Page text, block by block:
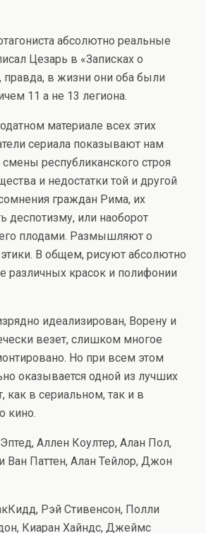
абсолютно реальные
Цезарь в «Записках о
правда, в жизни они оба были
11 а не 13 легиона.
материале всех этих
сериала показывают нам
республиканского строя
и недостатки той и другой
граждан Рима, их
деспотизму, или наоборот
плодами. Размышляют о
В общем, рисуют абсолютно
различных красок и полифонии
идеализирован, Ворену и
везет, слишком многое
Но при всем этом
оказывается одной из лучших
как в сериальном, так и в
кино.
Аллен Коултер, Алан Пол,
Ван Паттен, Алан Тейлор, Джон
Рэй Стивенсон, Полли
Киаран Хайндс, Джеймс